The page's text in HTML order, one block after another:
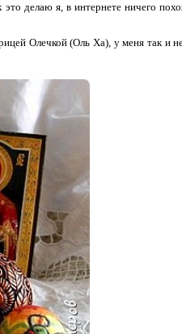
делаю я, в интернете ничего
Олечкой (Оль Ха), у меня так и